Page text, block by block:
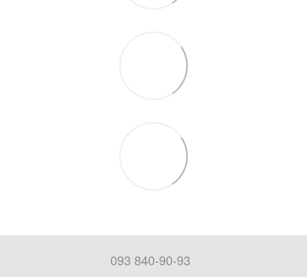
093 840-90-93